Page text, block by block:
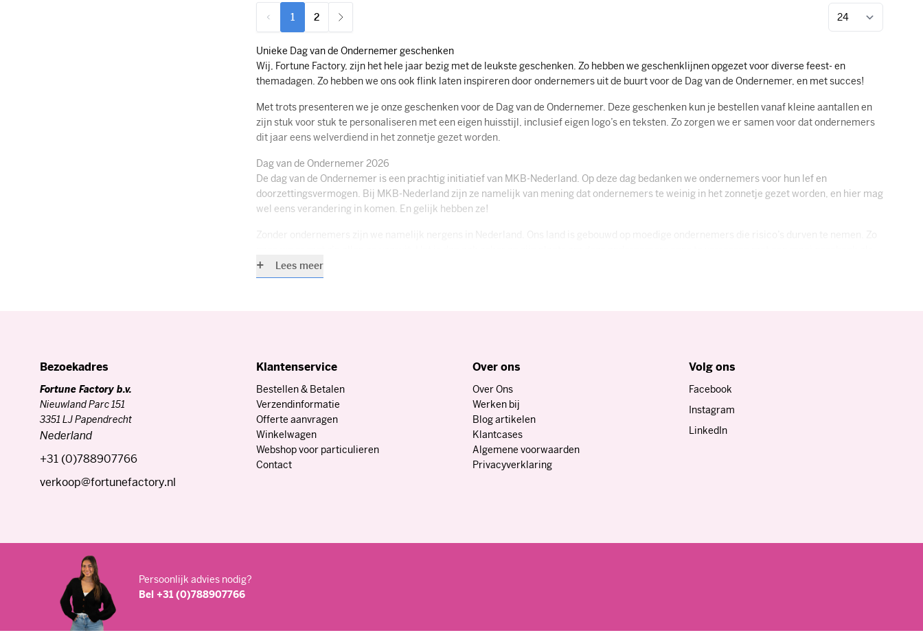
U lees momenteel pagina
1
Pagina
2
Toon
Unieke Dag van de Ondernemer geschenken
Wij, Fortune Factory, zijn het hele jaar bezig met de leukste geschenken. Zo hebben we geschenklijnen opgezet voor diverse feest- en
themadagen. Zo hebben we ons ook flink laten inspireren door ondernemers uit de buurt voor de Dag van de Ondernemer, en met succes!
Met trots presenteren we je onze geschenken voor de Dag van de Ondernemer. Deze geschenken kun je bestellen vanaf kleine aantallen en
zijn stuk voor stuk te personaliseren met een eigen huisstijl, inclusief eigen logo’s en teksten. Zo zorgen we er samen voor dat ondernemers
dit jaar eens welverdiend in het zonnetje gezet worden.
Dag van de Ondernemer 2026
De dag van de Ondernemer is een prachtig initiatief van MKB-Nederland. Op deze dag bedanken we ondernemers voor hun lef en
doorzettingsvermogen. Bij MKB-Nederland zijn ze namelijk van mening dat ondernemers te weinig in het zonnetje gezet worden, en hier mag
wel eens verandering in komen. En gelijk hebben ze!
bedankje.Lees meer
Bezoekadres
Fortune Factory b.v.
Nieuwland Parc 151
3351 LJ Papendrecht
Nederland
+31 (0)788907766
verkoop@fortunefactory.nl
Klantenservice
Bestellen & Betalen
Verzendinformatie
Offerte aanvragen
Winkelwagen
Webshop voor particulieren
Contact
Over ons
Over Ons
Werken bij
Blog artikelen
Klantcases
Algemene voorwaarden
Privacyverklaring
Volg ons
Facebook
Instagram
LinkedIn
Persoonlijk advies nodig?
Bel +31 (0)788907766